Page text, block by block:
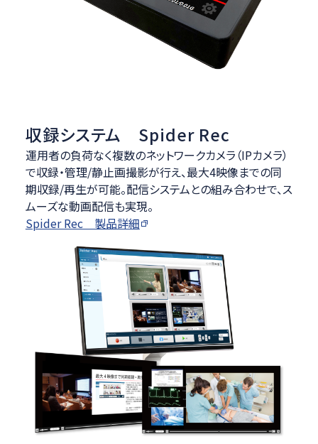
収録システム Spider Rec
運用者の負荷なく複数のネットワークカメラ（IPカメラ）
で収録・管理/静止画撮影が行え、最大4映像までの同
期収録/再生が可能。配信システムとの組み合わせで、ス
ムーズな動画配信も実現。
Spider Rec 製品詳細